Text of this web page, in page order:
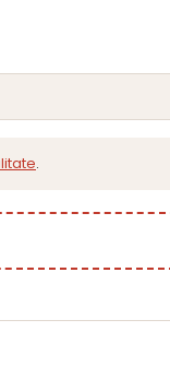
.